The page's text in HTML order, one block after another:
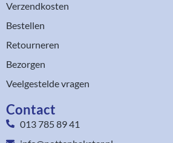
Verzendkosten
Bestellen
Retourneren
Bezorgen
Veelgestelde vragen
Contact
013 785 89 41